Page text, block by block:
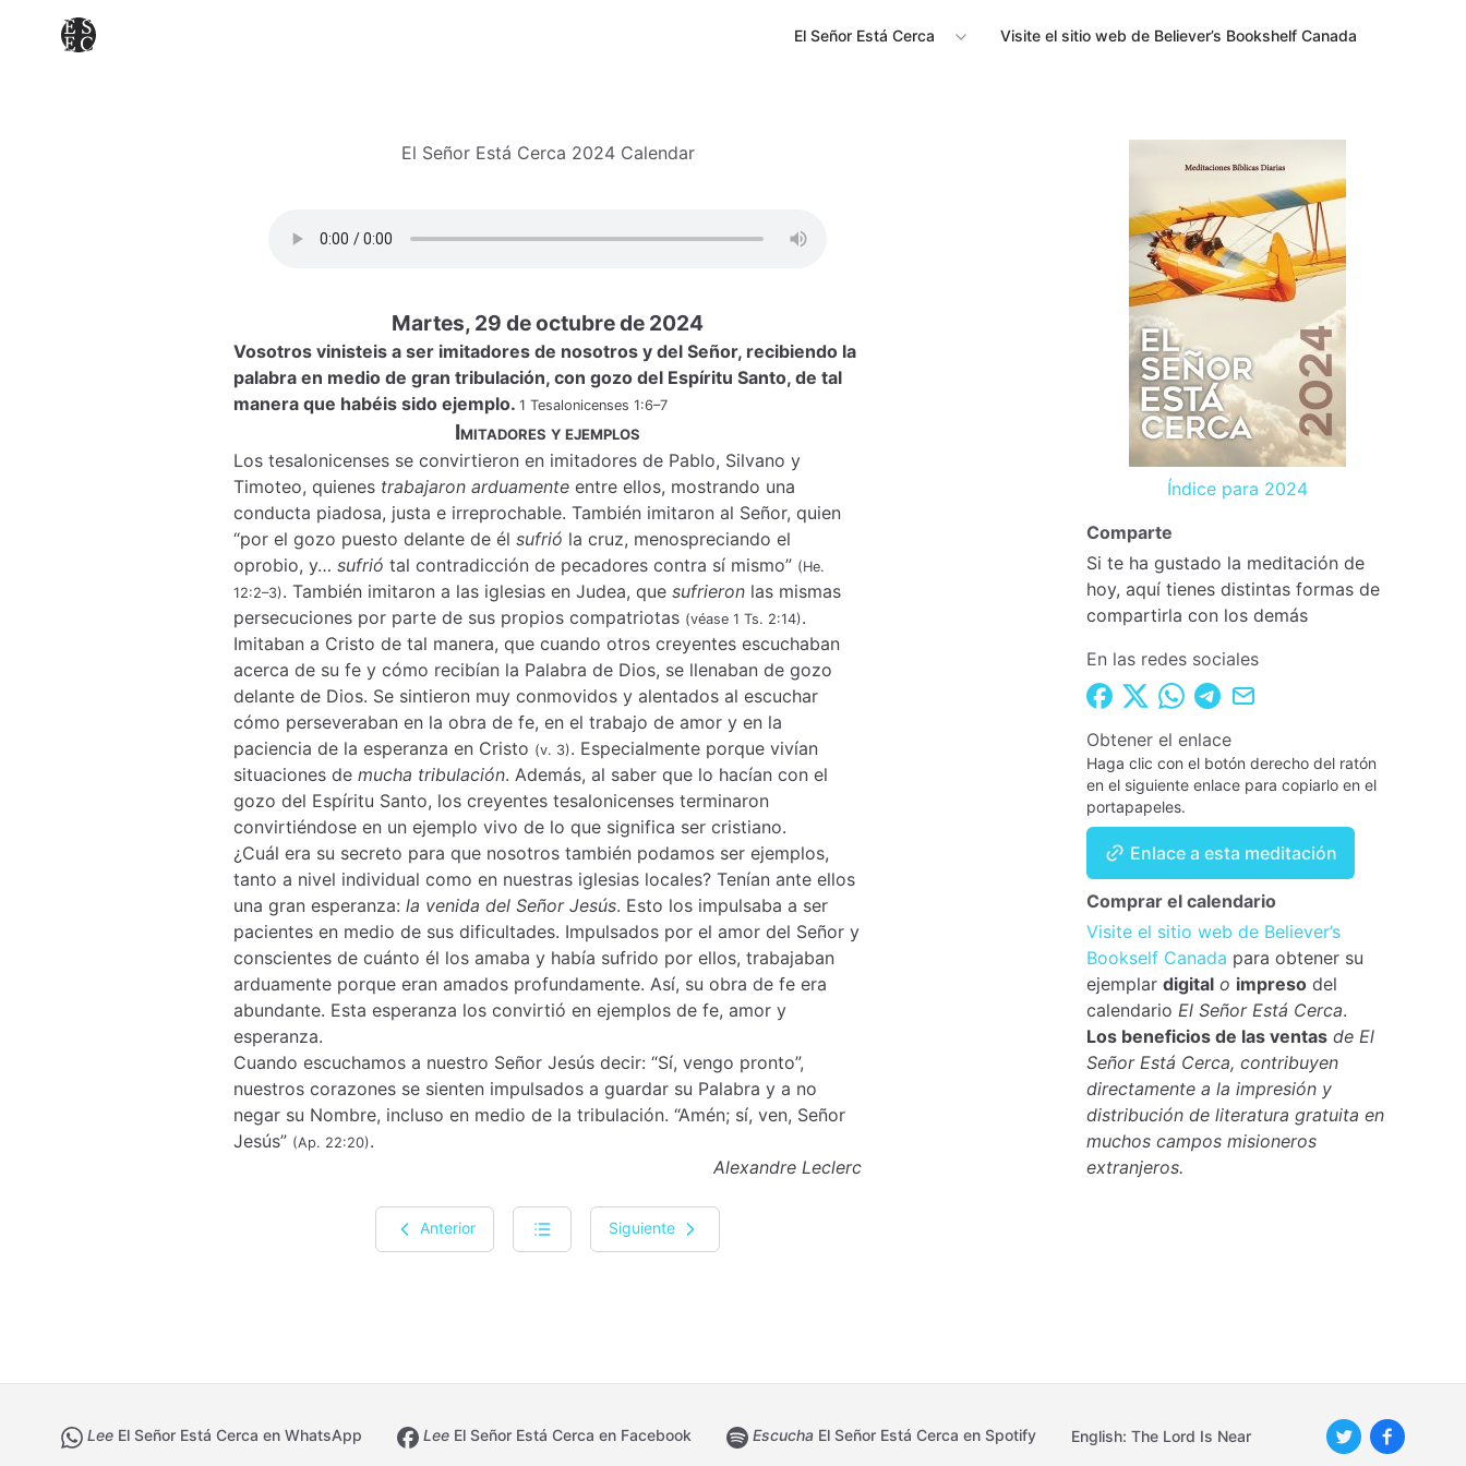
El Señor Está Cerca Visite el sitio web de Believer’s Bookshelf Canada
El Señor Está Cerca 2024 Calendar
Martes, 29 de octubre de 2024
Vosotros vinisteis a ser imitadores de nosotros y del Señor, recibiendo la
palabra en medio de gran tribulación, con gozo del Espíritu Santo, de tal
manera que habéis sido ejemplo. 1 Tesalonicenses 1:6–7
Imitadores y ejemplos
Los tesalonicenses se convirtieron en imitadores de Pablo, Silvano y
Timoteo, quienes trabajaron arduamente entre ellos, mostrando una
conducta piadosa, justa e irreprochable. También imitaron al Señor, quien
“por el gozo puesto delante de él sufrió la cruz, menospreciando el
oprobio, y… sufrió tal contradicción de pecadores contra sí mismo” (He.
12:2–3). También imitaron a las iglesias en Judea, que sufrieron las mismas
persecuciones por parte de sus propios compatriotas (véase 1 Ts. 2:14).
Imitaban a Cristo de tal manera, que cuando otros creyentes escuchaban
acerca de su fe y cómo recibían la Palabra de Dios, se llenaban de gozo
delante de Dios. Se sintieron muy conmovidos y alentados al escuchar
cómo perseveraban en la obra de fe, en el trabajo de amor y en la
paciencia de la esperanza en Cristo (v. 3). Especialmente porque vivían
situaciones de mucha tribulación. Además, al saber que lo hacían con el
gozo del Espíritu Santo, los creyentes tesalonicenses terminaron
convirtiéndose en un ejemplo vivo de lo que significa ser cristiano.
¿Cuál era su secreto para que nosotros también podamos ser ejemplos,
tanto a nivel individual como en nuestras iglesias locales? Tenían ante ellos
una gran esperanza: la venida del Señor Jesús. Esto los impulsaba a ser
pacientes en medio de sus dificultades. Impulsados por el amor del Señor y
conscientes de cuánto él los amaba y había sufrido por ellos, trabajaban
arduamente porque eran amados profundamente. Así, su obra de fe era
abundante. Esta esperanza los convirtió en ejemplos de fe, amor y
esperanza.
Cuando escuchamos a nuestro Señor Jesús decir: “Sí, vengo pronto”,
nuestros corazones se sienten impulsados a guardar su Palabra y a no
negar su Nombre, incluso en medio de la tribulación. “Amén; sí, ven, Señor
Jesús” (Ap. 22:20).
Alexandre Leclerc
Anterior Siguiente
Índice para 2024
Comparte
Si te ha gustado la meditación de
hoy, aquí tienes distintas formas de
compartirla con los demás
En las redes sociales
Obtener el enlace
Haga clic con el botón derecho del ratón
en el siguiente enlace para copiarlo en el
portapapeles.
Enlace a esta meditación
Comprar el calendario
Visite el sitio web de Believer’s
Bookself Canada para obtener su
ejemplar digital o impreso del
calendario El Señor Está Cerca.
Los beneficios de las ventas de El
Señor Está Cerca, contribuyen
directamente a la impresión y
distribución de literatura gratuita en
muchos campos misioneros
extranjeros.
Lee El Señor Está Cerca en WhatsApp Lee El Señor Está Cerca en Facebook Escucha El Señor Está Cerca en Spotify English: The Lord Is Near